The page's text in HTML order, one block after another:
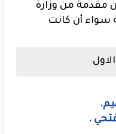
مقدمة من وزارة
سواء أن كانت
فتحي .